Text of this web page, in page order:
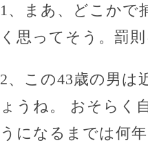
1、まあ、どこかで
く思ってそう。罰
2、この43歳の男は
ょうね。 おそらく
うになるまでは何